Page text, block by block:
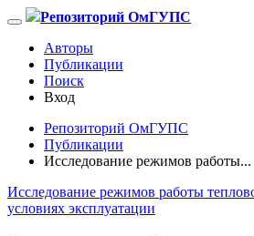
Репозиторий ОмГУПС
Авторы
Публикации
Поиск
Вход
Репозиторий ОмГУПС
Публикации
Исследование режимов работы...
Исследование режимов работы
условиях эксплуатации